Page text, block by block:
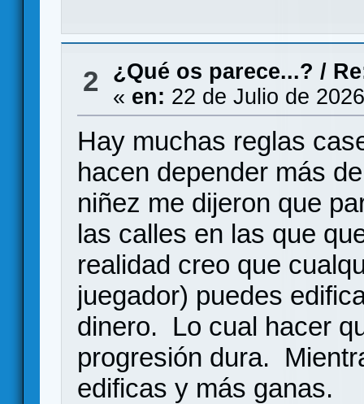
2 ¿Qué os parece...? /
« en: 22 de Julio de
Hay muchas reglas
hacen depender más
niñez me dijeron que
las calles en las que
realidad creo que
juegador) puedes
dinero. Lo cual hacer
progresión dura.
edificas y más ganas.